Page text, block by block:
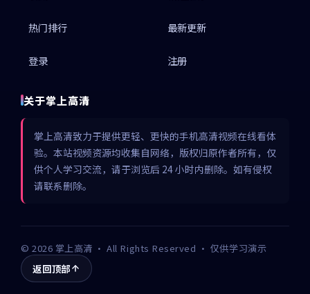
热门排行 最新更新
登录 注册
关于掌上高清
掌上高清致力于提供更轻、更快的手机高清视频在线看体
验。本站视频资源均收集自网络，版权归原作者所有，仅
供个人学习交流，请于浏览后 24 小时内删除。如有侵权
请联系删除。
©2026 掌上高清 · All Rights Reserved · 仅供学习演示
返回顶部